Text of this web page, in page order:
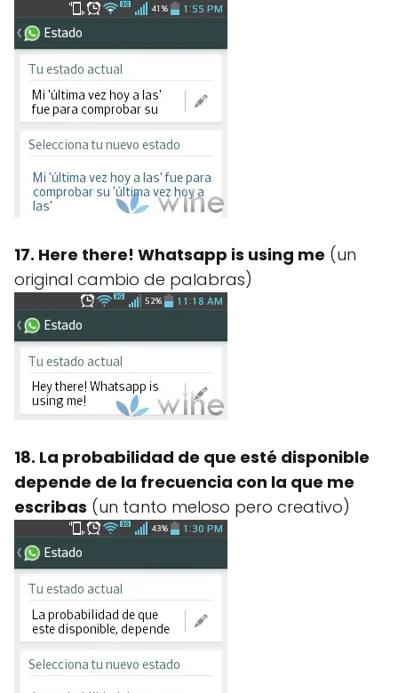
17. Here there! Whatsapp is using me (un
original cambio de palabras)
18. La probabilidad de que esté disponible
depende de la frecuencia con la que me
escribas (un tanto meloso pero creativo)